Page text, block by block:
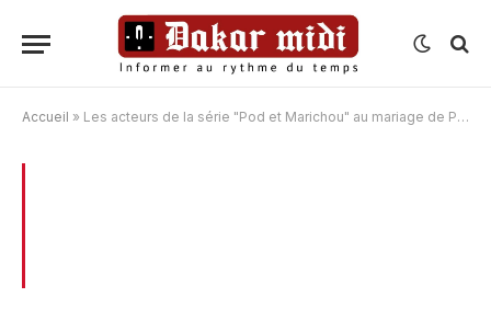
Accueil » Les acteurs de la série "Pod et Marichou" au mariage de Pod (photos)